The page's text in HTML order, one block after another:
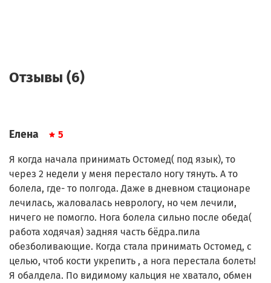
Отзывы (6)
Елена 5
Я когда начала принимать Остомед( под язык), то
через 2 недели у меня перестало ногу тянуть. А то
болела, где- то полгода. Даже в дневном стационаре
лечилась, жаловалась неврологу, но чем лечили,
ничего не помогло. Нога болела сильно после обеда(
работа ходячая) задняя часть бёдра.пила
обезболивающие. Когда стала принимать Остомед, с
целью, чтоб кости укрепить , а нога перестала болеть!
Я обалдела. По видимому кальция не хватало, обмен